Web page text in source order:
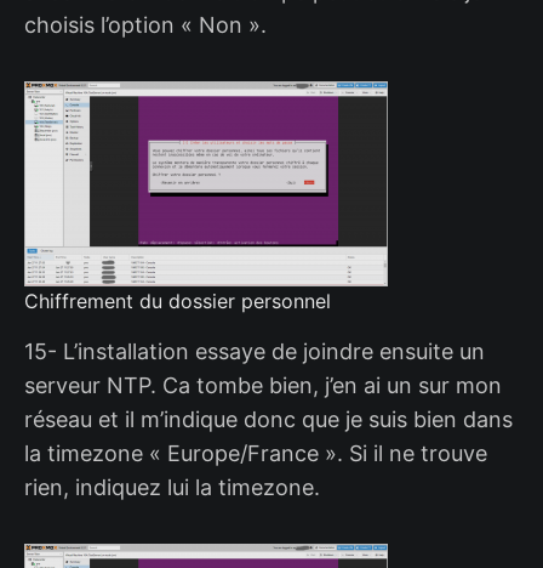
choisis l’option « Non ».
Chiffrement du dossier personnel
15- L’installation essaye de joindre ensuite un
serveur NTP. Ca tombe bien, j’en ai un sur mon
réseau et il m’indique donc que je suis bien dans
la timezone « Europe/France ». Si il ne trouve
rien, indiquez lui la timezone.